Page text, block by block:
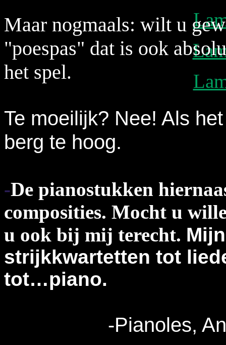
Maar nogmaals: wilt u
"poespas" dat is ook
het spel.
Te moeilijk? Nee! Als
berg te hoog.
-De pianostukken
composities. Mocht u
u ook bij mij terecht.
strijkkwartetten tot
tot…piano.
-Pianoles,